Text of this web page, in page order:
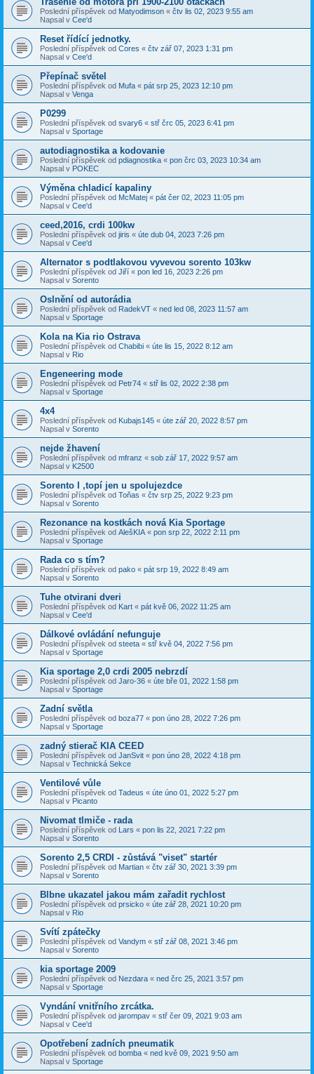
Poslední příspěvek od Matyodimson « čtv lis 02, 2023 9:55 am
Napsal v Cee'd
Reset řídící jednotky.
Poslední příspěvek od Cores « čtv zář 07, 2023 1:31 pm
Napsal v Cee'd
Přepínač světel
Poslední příspěvek od Mufa « pát srp 25, 2023 12:10 pm
Napsal v Venga
P0299
Poslední příspěvek od svary6 « stř črc 05, 2023 6:41 pm
Napsal v Sportage
autodiagnostika a kodovanie
Poslední příspěvek od pdiagnostika « pon črc 03, 2023 10:34 am
Napsal v POKEC
Výměna chladicí kapaliny
Poslední příspěvek od McMatej « pát čer 02, 2023 11:05 pm
Napsal v Cee'd
ceed,2016, crdi 100kw
Poslední příspěvek od jiris « úte dub 04, 2023 7:26 pm
Napsal v Cee'd
Alternator s podtlakovou vyvevou sorento 103kw
Poslední příspěvek od Jiří « pon led 16, 2023 2:26 pm
Napsal v Sorento
Oslnění od autorádia
Poslední příspěvek od RadekVT « ned led 08, 2023 11:57 am
Napsal v Sportage
Kola na Kia rio Ostrava
Poslední příspěvek od Chabibi « úte lis 15, 2022 8:12 am
Napsal v Rio
Engeneering mode
Poslední příspěvek od Petr74 « stř lis 02, 2022 2:38 pm
Napsal v Sportage
4x4
Poslední příspěvek od Kubajs145 « úte zář 20, 2022 8:57 pm
Napsal v Sorento
nejde žhavení
Poslední příspěvek od mfranz « sob zář 17, 2022 9:57 am
Napsal v K2500
Sorento I ,topí jen u spolujezdce
Poslední příspěvek od Toňas « čtv srp 25, 2022 9:23 pm
Napsal v Sorento
Rezonance na kostkách nová Kia Sportage
Poslední příspěvek od AlešKIA « pon srp 22, 2022 2:11 pm
Napsal v Sportage
Rada co s tím?
Poslední příspěvek od pako « pát srp 19, 2022 8:49 am
Napsal v Sorento
Tuhe otvirani dveri
Poslední příspěvek od Kart « pát kvě 06, 2022 11:25 am
Napsal v Cee'd
Dálkové ovládání nefunguje
Poslední příspěvek od steeta « stř kvě 04, 2022 7:56 pm
Napsal v Sportage
Kia sportage 2,0 crdi 2005 nebrzdí
Poslední příspěvek od Jaro-36 « úte bře 01, 2022 1:58 pm
Napsal v Sportage
Zadní světla
Poslední příspěvek od boza77 « pon úno 28, 2022 7:26 pm
Napsal v Sportage
zadný stierač KIA CEED
Poslední příspěvek od JanSvit « pon úno 28, 2022 4:18 pm
Napsal v Technická Sekce
Ventilové vůle
Poslední příspěvek od Tadeus « úte úno 01, 2022 5:27 pm
Napsal v Picanto
Nivomat tlmiče - rada
Poslední příspěvek od Lars « pon lis 22, 2021 7:22 pm
Napsal v Sorento
Sorento 2,5 CRDI - zůstává "viset" startér
Poslední příspěvek od Martian « čtv zář 30, 2021 3:39 pm
Napsal v Sorento
Blbne ukazatel jakou mám zařadit rychlost
Poslední příspěvek od prsicko « úte zář 28, 2021 10:20 pm
Napsal v Rio
Svítí zpátečky
Poslední příspěvek od Vandym « stř zář 08, 2021 3:46 pm
Napsal v Sorento
kia sportage 2009
Poslední příspěvek od Nezdara « ned črc 25, 2021 3:57 pm
Napsal v Sportage
Vyndání vnitřního zrcátka.
Poslední příspěvek od jarompav « stř čer 09, 2021 9:03 am
Napsal v Cee'd
Opotřebení zadních pneumatik
Poslední příspěvek od bomba « ned kvě 09, 2021 9:50 am
Napsal v Sportage